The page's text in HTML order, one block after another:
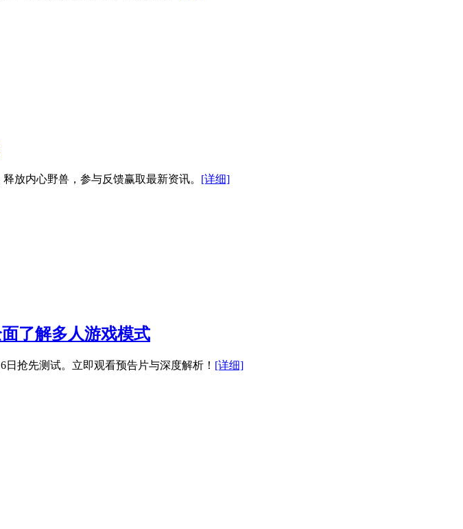
放内心野兽，参与反馈赢取最新资讯。 [详细]
了解多人游戏模式
日抢先测试。立即观看预告片与深度解析！ [详细]